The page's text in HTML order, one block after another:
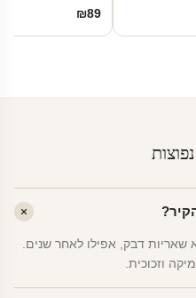
₪89
שאריות דבק, אפילו לאחר שנים.
וזכוכית.